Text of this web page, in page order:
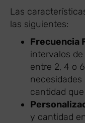
Las
las siguientes:
Frecuencia
intervalos
entre 2, 4 o
cantidad
y cantidad